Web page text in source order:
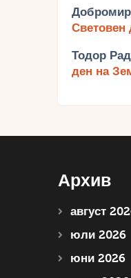
Световен
Тодор
ден на
Архив
август
юли 2026
юни 2026